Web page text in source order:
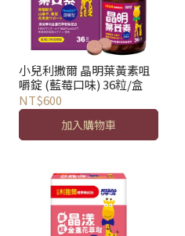
小兒利撒爾 晶明葉黃素咀
嚼錠 (藍莓口味) 36粒/盒
NT$600
加入購物車